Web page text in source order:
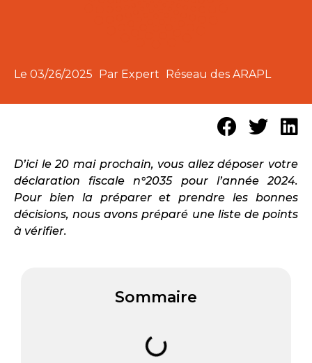
Le 03/26/2025 Par Expert Réseau des ARAPL
D’ici le 20 mai prochain, vous allez déposer votre
déclaration fiscale n°2035 pour l’année 2024.
Pour bien la préparer et prendre les bonnes
décisions, nous avons préparé une liste de points
à vérifier.
Sommaire